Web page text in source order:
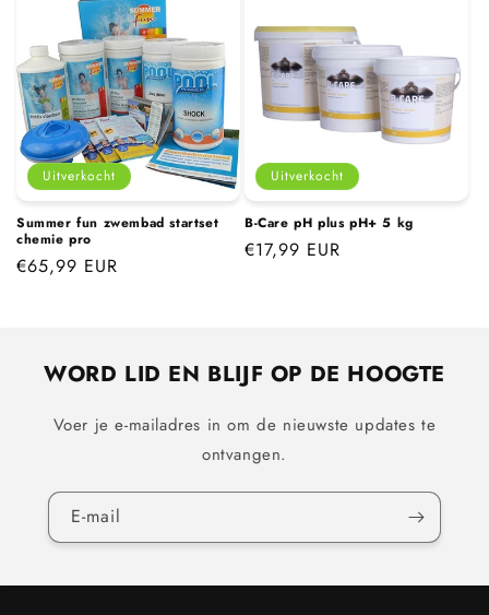
Uitverkocht
Summer fun zwembad startset
chemie pro
Normale
€65,99 EUR
Uitverkocht
B-Care pH plus pH+ 5 kg
Normale
€17,99 EUR
WORD LID EN BLIJF OP DE HOOGTE
Voer je e-mailadres in om de nieuwste updates te
ontvangen.
E‑mail